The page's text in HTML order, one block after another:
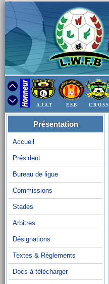
A.J.A.T E.S.B C.R O.S.S
Présentation
Accueil
Président
Bureau de ligue
Commissions
Stades
Arbitres
Désignations
Textes & Réglements
Docs à télécharger